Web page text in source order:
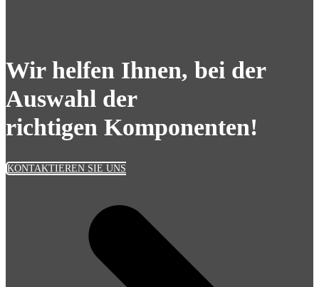
Wir helfen Ihnen, bei der
Auswahl der
richtigen Komponenten!
KONTAKTIEREN SIE UNS